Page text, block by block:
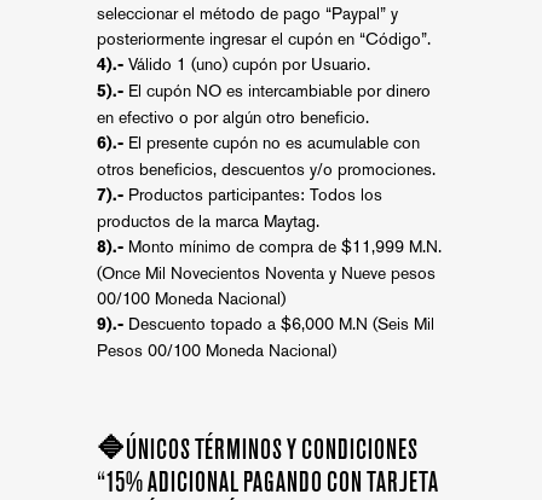
seleccionar el método de pago “Paypal” y
posteriormente ingresar el cupón en “Código”.
4).- Válido 1 (uno) cupón por Usuario.
5).- El cupón NO es intercambiable por dinero
en efectivo o por algún otro beneficio.
6).- El presente cupón no es acumulable con
otros beneficios, descuentos y/o promociones.
7).- Productos participantes: Todos los
productos de la marca Maytag.
8).- Monto mínimo de compra de $11,999 M.N.
(Once Mil Novecientos Noventa y Nueve pesos
00/100 Moneda Nacional)
9).- Descuento topado a $6,000 M.N (Seis Mil
Pesos 00/100 Moneda Nacional)
🔷ÚNICOS TÉRMINOS Y CONDICIONES
“15% ADICIONAL PAGANDO CON TARJETA